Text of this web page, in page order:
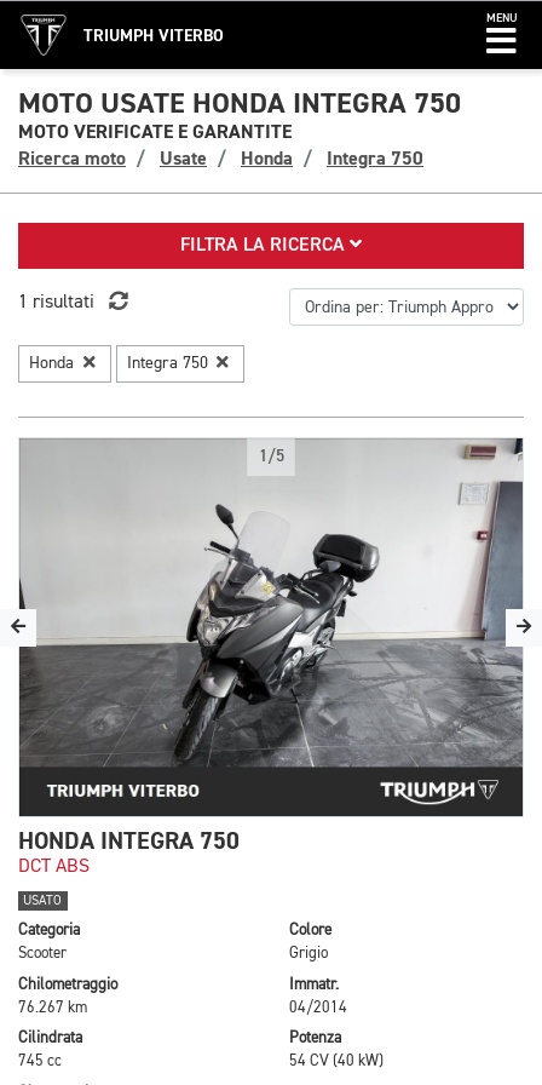
TRIUMPH VITERBO
MENU
MOTO USATE HONDA INTEGRA 750
MOTO VERIFICATE E GARANTITE
Ricerca moto
Usate Honda Integra 750
FILTRA LA RICERCA
1 risultati
Honda Integra 750
1/5
HONDA INTEGRA 750
DCT ABS
USATO
Categoria
Scooter
Colore
Grigio
Chilometraggio
76.267 km
Immatr.
04/2014
Cilindrata
745 cc
Potenza
54 CV (40 kW)